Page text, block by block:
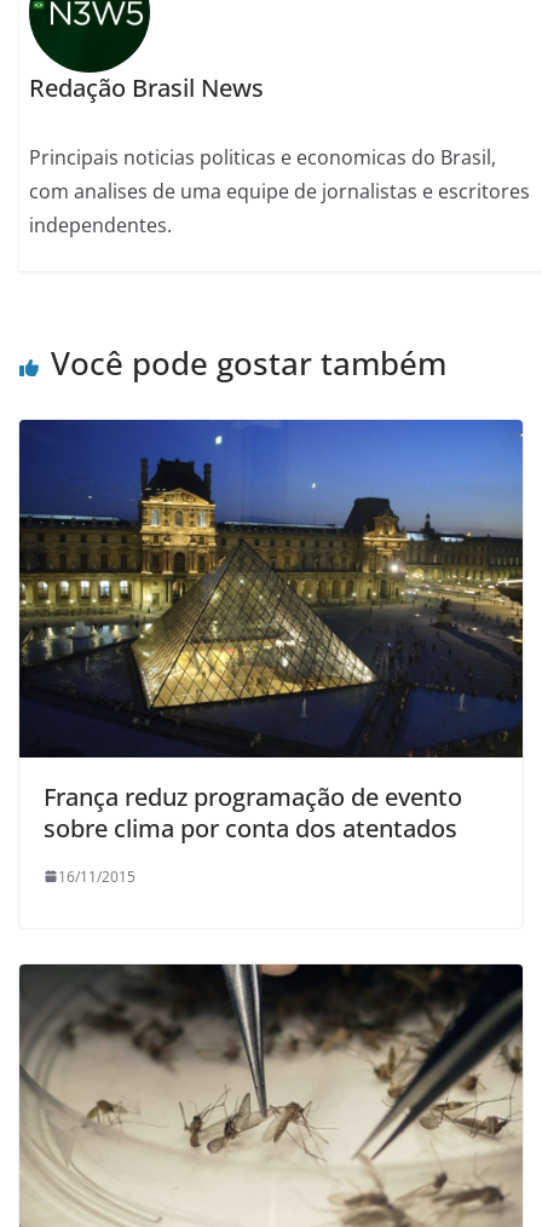
Redação Brasil News
Principais noticias politicas e economicas do Brasil,
com analises de uma equipe de jornalistas e escritores
independentes.
Você pode gostar também
França reduz programação de evento
sobre clima por conta dos atentados
16/11/2015